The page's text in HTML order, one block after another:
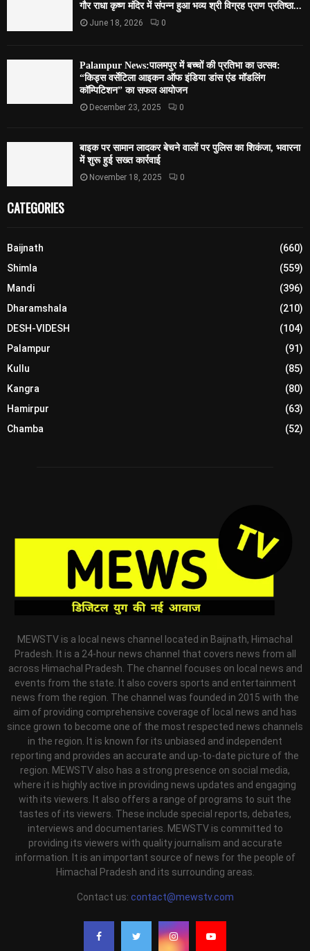
गौर राधा कृष्ण मंदिर में संपन्न हुआ भव्य श्री विग्रह प्राण प्रतिष्ठा...
June 18, 2026 0
Palampur News:पालमपुर में बच्चों की प्रतिभा का उत्सव:
“किड्स वर्सेटिला आइकन ऑफ इंडिया डांस एंड मॉडलिंग
कॉम्पिटिशन” का सफल आयोजन
December 23, 2025 0
बाइक पर सामान लादकर बेचने वालों पर पुलिस का शिकंजा, भवारना
में शुरू हुई सख्त कार्रवाई
November 18, 2025 0
CATEGORIES
Baijnath
(660)
Shimla
(559)
Mandi
(396)
Dharamshala
(210)
DESH-VIDESH
(104)
Palampur
(91)
Kullu
(85)
Kangra
(80)
Hamirpur
(63)
Chamba
(52)
MEWSTV is a local news channel located in Baijnath, Himachal
Pradesh. It is a 24-hour news channel that covers news from all
across Himachal Pradesh. The channel focuses on local news and
events from the state. It also covers sports and entertainment
news from the region. The channel was founded in 2015 with the
aim of providing comprehensive coverage of local news and has
since grown to become one of the most respected news channels
in the region. It is known for its unbiased and independent
reporting and provides an accurate and up-to-date picture of the
region. MEWSTV also has a strong presence on social media,
where it is highly active in providing news updates and engaging
with its viewers. It also offers a range of programs to suit the
tastes of its viewers. These include special reports, debates,
interviews and documentaries. MEWSTV is committed to
providing its viewers with quality journalism and accurate
information. It is an important source of news for the people of
Himachal Pradesh and its surrounding areas.
Contact us: contact@mewstv.com